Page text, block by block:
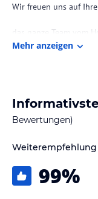
Wir freuen uns auf
das ganze Team vom
Das San Gian besticht
Moritz-Bad.
Die Talstation der
unserer Haustüre!
St. Moritz Bad
Mehr anzeigen
Bewertungen)
Weiterempfehlung
99%